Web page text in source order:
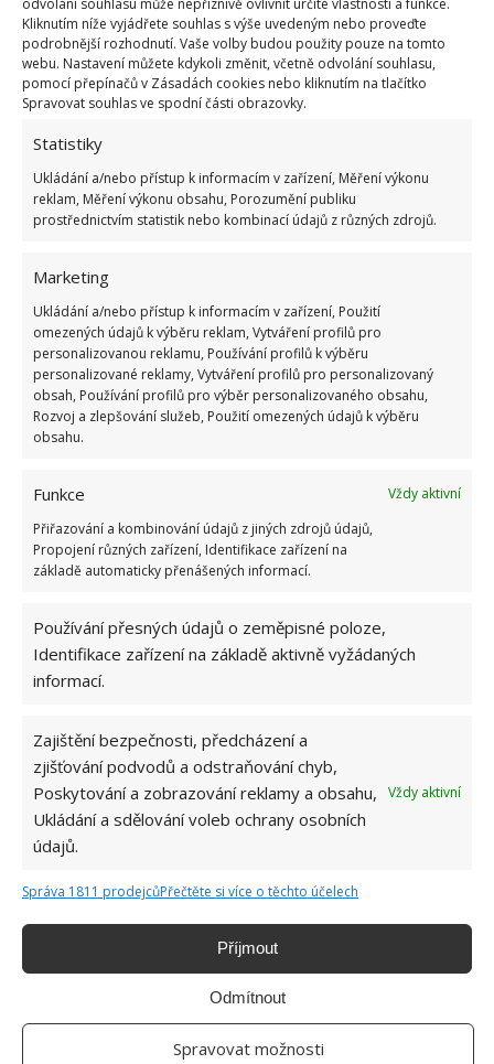
Kliknutím níže vyjádřete souhlas s výše uvedeným nebo proveďte
podrobnější rozhodnutí. Vaše volby budou použity pouze na tomto
webu. Nastavení můžete kdykoli změnit, včetně odvolání souhlasu,
pomocí přepínačů v Zásadách cookies nebo kliknutím na tlačítko
Spravovat souhlas ve spodní části obrazovky.
Statistiky
Ukládání a/nebo přístup k informacím v zařízení, Měření výkonu
reklam, Měření výkonu obsahu, Porozumění publiku
prostřednictvím statistik nebo kombinací údajů z různých zdrojů.
Marketing
Ukládání a/nebo přístup k informacím v zařízení, Použití
omezených údajů k výběru reklam, Vytváření profilů pro
personalizovanou reklamu, Používání profilů k výběru
personalizované reklamy, Vytváření profilů pro personalizovaný
obsah, Používání profilů pro výběr personalizovaného obsahu,
Rozvoj a zlepšování služeb, Použití omezených údajů k výběru
obsahu.
Funkce
Vždy aktivní
Přiřazování a kombinování údajů z jiných zdrojů údajů,
Propojení různých zařízení, Identifikace zařízení na
základě automaticky přenášených informací.
Používání přesných údajů o zeměpisné poloze,
Identifikace zařízení na základě aktivně vyžádaných
informací.
Zajištění bezpečnosti, předcházení a
zjišťování podvodů a odstraňování chyb,
Poskytování a zobrazování reklamy a obsahu,
Ukládání a sdělování voleb ochrany osobních
údajů.
Vždy aktivní
Správa 1811 prodejcůPřečtěte si více o těchto účelech
Příjmout
Odmítnout
Spravovat možnosti
nájemným za pozemek, na němž jejich domek stojí.
A jaké výhody přinesltiny houseosamocené
důchodkyni, si můžete přečíst na BydlímeÚtulně.
BYDLENÍ DOMOV DŮCHODCI
Přidejte svůj názor
KOMENTOVAT
Jiří Kolář
Absolvent České zemědělské
univerzity, který je již od malička
SOUVISEJÍCÍ ČLÁNKY